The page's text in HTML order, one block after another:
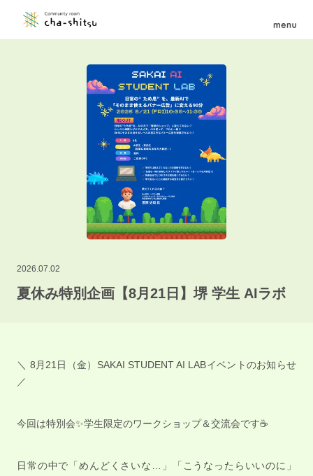
2026.07.02
夏休み特別企画【8月21日】堺 学生 AIラボ
＼ 8月21日（金）SAKAI STUDENT AI LABイベントのお知らせ
／
今回は特別会✨学生限定のワークショップ＆交流会です☕️
日常の中で「めんどくさいな…」「こうなったらいいのに」